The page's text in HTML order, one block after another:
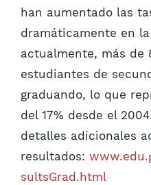
han aumentado las
dramáticamente en
actualmente, más de
estudiantes de
graduando, lo que
del 17% desde el
detalles adicionales
resultados:
sultsGrad.html